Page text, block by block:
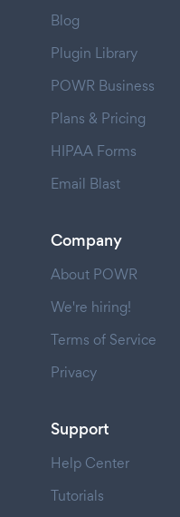
Blog
Plugin Library
POWR Business
Plans & Pricing
HIPAA Forms
Email Blast
Company
About POWR
We're hiring!
Terms of Service
Privacy
Support
Help Center
Tutorials